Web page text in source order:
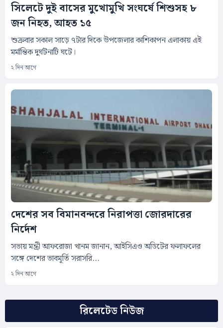
রিলেটেড নিউজ
সিলেটে দুই বাসের মুখোমুখি সংঘর্ষে শিশুসহ ৮
জন নিহত, আহত ১৫
শুক্রবার সকাল সাড়ে ৭টার দিকে উপজেলার কাশিকাপন এলাকায় এই
মর্মান্তিক দুর্ঘটনাটি ঘটে।
২ দিন আগে
দেশের সব বিমানবন্দরে নিরাপত্তা জোরদারের
নির্দেশ
সভায় মন্ত্রী আফরোজা খানম জানান, আইসিএও অডিটের ফলাফলের
সঙ্গে দেশের ভাবমূর্তি সরাসরি...
২ দিন আগে